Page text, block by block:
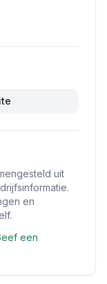
uit
en
een